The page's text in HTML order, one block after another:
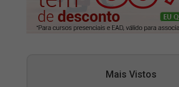
Mais Vistos